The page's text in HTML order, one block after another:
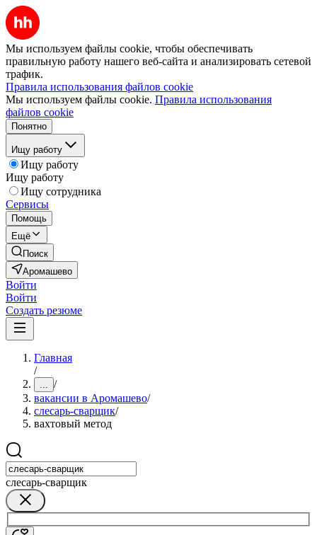
Мы используем файлы cookie, чтобы обеспечивать
правильную работу нашего веб-сайта и анализировать сетевой
трафик.
Правила использования файлов cookie
Мы используем файлы cookie. Правила использования
файлов cookie
Понятно
Ищу работу
Ищу работу
Ищу работу
Ищу сотрудника
Сервисы
Помощь
Ещё
Поиск
Аромашево
Войти
Войти
Создать резюме
Главная
/
... /
вакансии в Аромашево/
слесарь-сварщик/
вахтовый метод
слесарь-сварщик